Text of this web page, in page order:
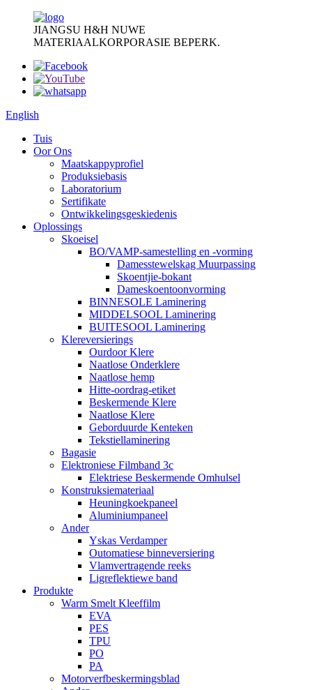
JIANGSU H&H NUWE
MATERIAALKORPORASIE BEPERK.
English
Tuis
Oor Ons
Maatskappyprofiel
Produksiebasis
Laboratorium
Sertifikate
Ontwikkelingsgeskiedenis
Oplossings
Skoeisel
BO/VAMP-samestelling en -vorming
Damesstewelskag Muurpassing
Skoentjie-bokant
Dameskoentoonvorming
BINNESOLE Laminering
MIDDELSOOL Laminering
BUITESOOL Laminering
Klereversierings
Ourdoor Klere
Naatlose Onderklere
Naatlose hemp
Hitte-oordrag-etiket
Beskermende Klere
Naatlose Klere
Geborduurde Kenteken
Tekstiellaminering
Bagasie
Elektroniese Filmband 3c
Elektriese Beskermende Omhulsel
Konstruksiemateriaal
Heuningkoekpaneel
Aluminiumpaneel
Ander
Yskas Verdamper
Outomatiese binneversiering
Vlamvertragende reeks
Ligreflektiewe band
Produkte
Warm Smelt Kleeffilm
EVA
PES
TPU
PO
PA
Motorverfbeskermingsblad